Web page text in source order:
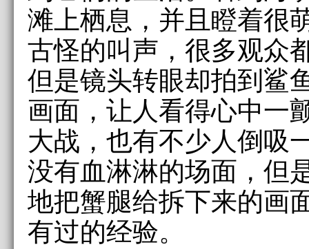
滩上栖息，并且瞪着很
古怪的叫声，很多观众
但是镜头转眼却拍到鲨
画面，让人看得心中一
大战，也有不少人倒吸
没有血淋淋的场面，但
地把蟹腿给拆下来的画
有过的经验。